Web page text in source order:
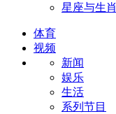
星座与生肖
体育
视频
新闻
娱乐
生活
系列节目